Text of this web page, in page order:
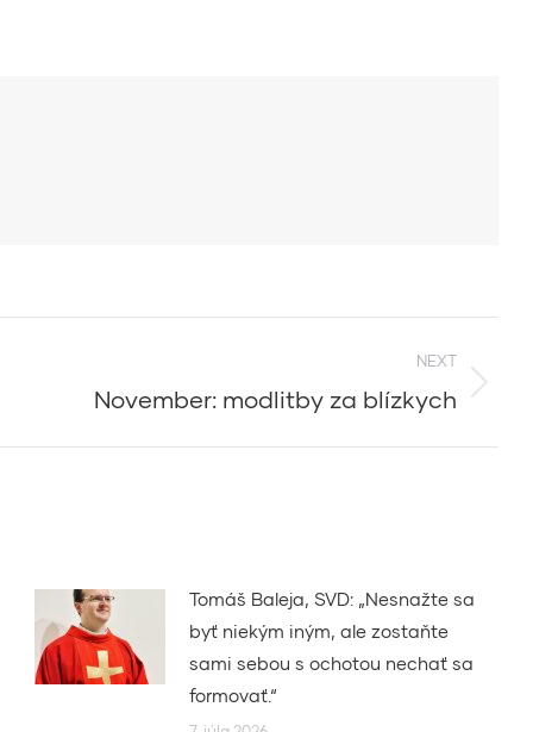
NEXT
November: modlitby za blízkych
Tomáš Baleja, SVD: „Nesnažte sa
byť niekým iným, ale zostaňte
sami sebou s ochotou nechať sa
formovať.“